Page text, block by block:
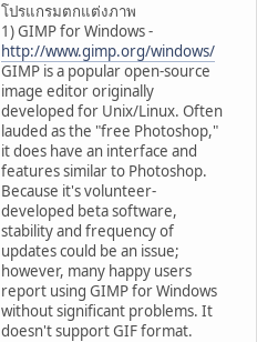
โปรแกรมตกแต่งภาพ
1) GIMP for Windows -
http://www.gimp.org/windows/
GIMP is a popular open-source
image editor originally
developed for Unix/Linux. Often
lauded as the "free Photoshop,"
it does have an interface and
features similar to Photoshop.
Because it's volunteer-
developed beta software,
stability and frequency of
updates could be an issue;
however, many happy users
report using GIMP for Windows
without significant problems. It
doesn't support GIF format.